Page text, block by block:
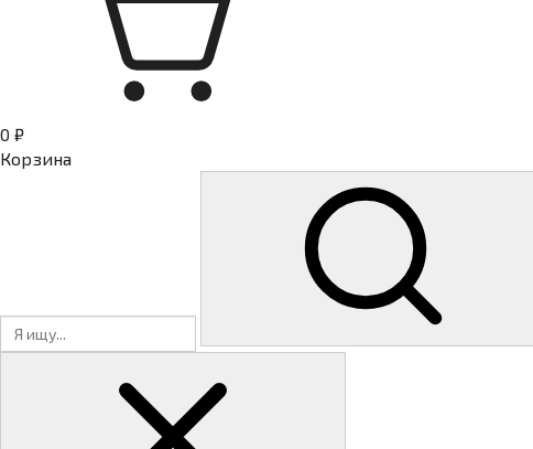
0 ₽
Корзина